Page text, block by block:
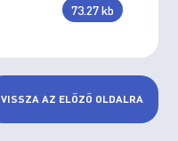
73.27 kb
VISSZA AZ ELŐZŐ OLDALRA